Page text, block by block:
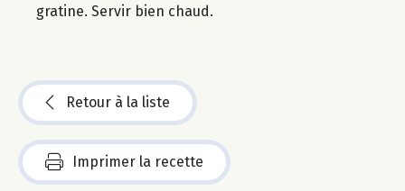
gratine. Servir bien chaud.
Retour à la liste
Imprimer la recette